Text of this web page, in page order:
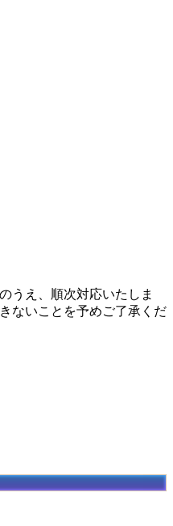
うえ、順次対応いたしま
ないことを予めご了承くだ